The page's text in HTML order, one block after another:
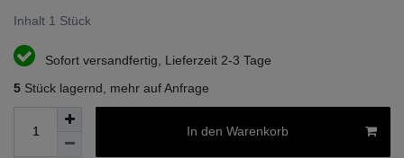
Inhalt 1 Stück
Sofort versandfertig, Lieferzeit 2-3 Tage
5 Stück lagernd, mehr auf Anfrage
In den Warenkorb